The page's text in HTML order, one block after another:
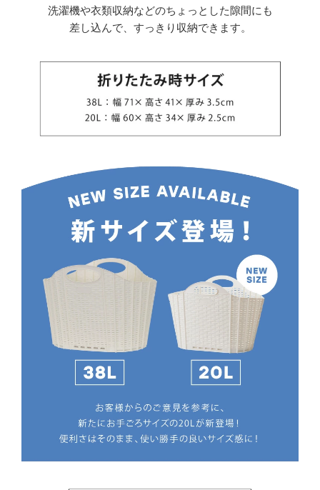
洗濯機や衣類収納などのちょっとした隙間にも
差し込んで、すっきり収納できます。